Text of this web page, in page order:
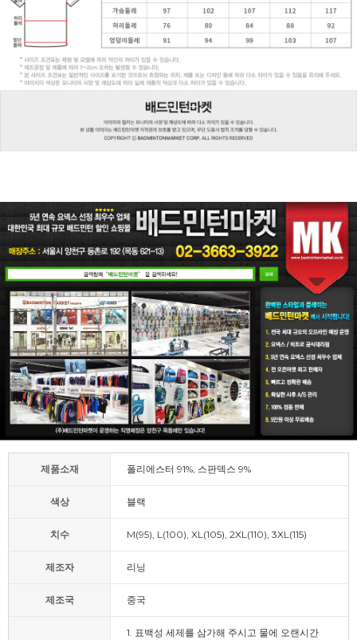
제품소재 폴리에스터 91%, 스판덱스 9%
색상 블랙
치수 M(95), L(100), XL(105), 2XL(110), 3XL(115)
제조자 리닝
제조국 중국
1. 표백성 세제를 삼가해 주시고 물에 오랜시간